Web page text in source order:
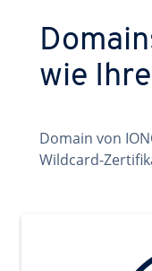
wie
Domain von
Wildcard-